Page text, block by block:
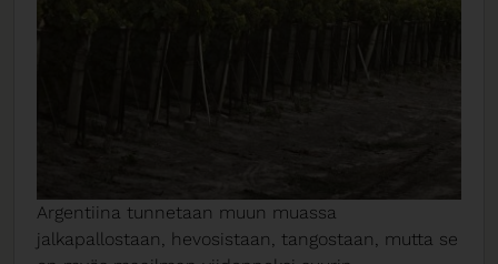
Argentiina tunnetaan muun muassa
jalkapallostaan, hevosistaan, tangostaan, mutta se